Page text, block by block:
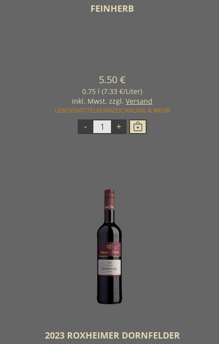
FEINHERB
5.50 €
0.75 l (7.33 €/Liter)
inkl. Mwst. zzgl.Versand
LEBENSMITTELKENNZEICHNUNG & MEHR
- +
2023 ROXHEIMER DORNFELDER